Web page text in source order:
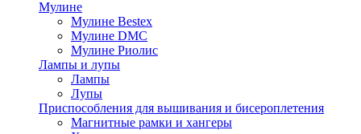
Мулине
Мулине Bestex
Мулине DMC
Мулине Риолис
Лампы и лупы
Лампы
Лупы
Приспособления для вышивания и бисероплетения
Магнитные рамки и хангеры